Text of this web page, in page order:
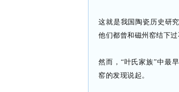
这就是我国陶瓷历史研
他们都曾和磁州窑结下过
然而，“叶氏家族”中最
窑的发现说起。